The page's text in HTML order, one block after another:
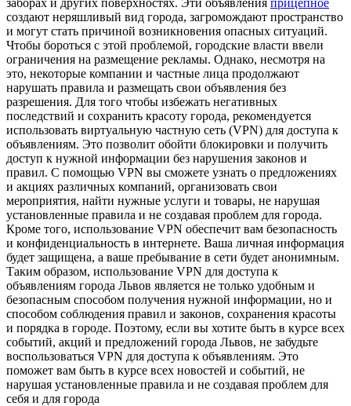
создают неряшливый вид города, загромождают пространство
и могут стать причиной возникновения опасных ситуаций.
Чтобы бороться с этой проблемой, городские власти ввели
ограничения на размещение рекламы. Однако, несмотря на
это, некоторые компании и частные лица продолжают
нарушать правила и размещать свои объявления без
разрешения. Для того чтобы избежать негативных
последствий и сохранить красоту города, рекомендуется
использовать виртуальную частную сеть (VPN) для доступа к
объявлениям. Это позволит обойти блокировки и получить
доступ к нужной информации без нарушения законов и
правил. С помощью VPN вы сможете узнать о предложениях
и акциях различных компаний, организовать свои
мероприятия, найти нужные услуги и товары, не нарушая
установленные правила и не создавая проблем для города.
Кроме того, использование VPN обеспечит вам безопасность
и конфиденциальность в интернете. Ваша личная информация
будет защищена, а ваше пребывание в сети будет анонимным.
Таким образом, использование VPN для доступа к
объявлениям города Львов является не только удобным и
безопасным способом получения нужной информации, но и
способом соблюдения правил и законов, сохранения красоты
и порядка в городе. Поэтому, если вы хотите быть в курсе всех
событий, акций и предложений города Львов, не забудьте
воспользоваться VPN для доступа к объявлениям. Это
поможет вам быть в курсе всех новостей и событий, не
нарушая установленные правила и не создавая проблем для
себя и для города